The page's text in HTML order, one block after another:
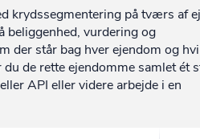
Bygnings- og Boligregisteret
Geodatastyrelsen
Vurderingsstyrelsen
Danmarks adresser
Mange flere på vej
Data i begge retninger
Ownr opdatere ikke bare dine
systemer, vi giver dig også
arbejde med dine kunder i vores
innovative produkter somPipeline
Ajour.
krydssegmentering på tværs af
beliggenhed, vurdering og
der står bag hver ejendom og
de rette ejendomme samlet ét
API eller videre arbejde i en